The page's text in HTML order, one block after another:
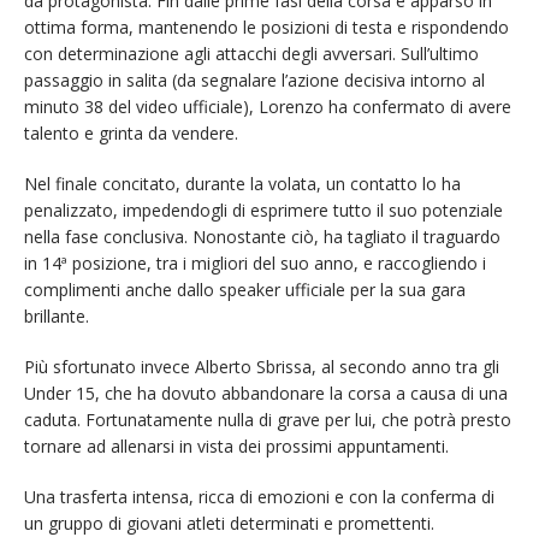
ottima forma, mantenendo le posizioni di testa e rispondendo
con determinazione agli attacchi degli avversari. Sull’ultimo
passaggio in salita (da segnalare l’azione decisiva intorno al
minuto 38 del video ufficiale), Lorenzo ha confermato di avere
talento e grinta da vendere.
Nel finale concitato, durante la volata, un contatto lo ha
penalizzato, impedendogli di esprimere tutto il suo potenziale
nella fase conclusiva. Nonostante ciò, ha tagliato il traguardo
in 14ª posizione, tra i migliori del suo anno, e raccogliendo i
complimenti anche dallo speaker ufficiale per la sua gara
brillante.
Più sfortunato invece Alberto Sbrissa, al secondo anno tra gli
Under 15, che ha dovuto abbandonare la corsa a causa di una
caduta. Fortunatamente nulla di grave per lui, che potrà presto
tornare ad allenarsi in vista dei prossimi appuntamenti.
Una trasferta intensa, ricca di emozioni e con la conferma di
un gruppo di giovani atleti determinati e promettenti.